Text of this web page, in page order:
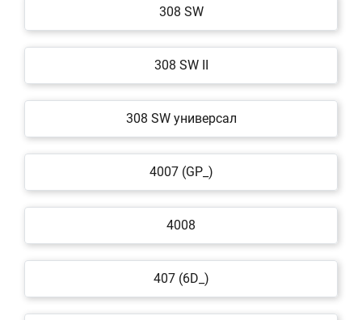
308 SW
308 SW II
308 SW универсал
4007 (GP_)
4008
407 (6D_)